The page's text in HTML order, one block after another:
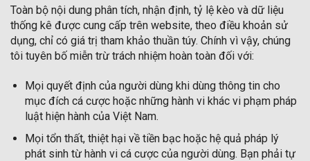
Toàn bộ nội dung phân tích, nhận định, tỷ lệ kèo và dữ liệu
thống kê được cung cấp trên website, theo điều khoản sử
dụng, chỉ có giá trị tham khảo thuần túy. Chính vì vậy, chúng
tôi tuyên bố miễn trừ trách nhiệm hoàn toàn đối với:
Mọi quyết định của người dùng khi dùng thông tin cho
mục đích cá cược hoặc những hành vi khác vi phạm pháp
luật hiện hành của Việt Nam.
Mọi tổn thất, thiệt hại về tiền bạc hoặc hệ quả pháp lý
phát sinh từ hành vi cá cược của người dùng. Bạn phải tự